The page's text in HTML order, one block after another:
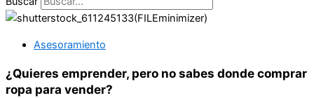
Asesoramiento
¿Quieres emprender, pero no sabes donde comprar
ropa para vender?